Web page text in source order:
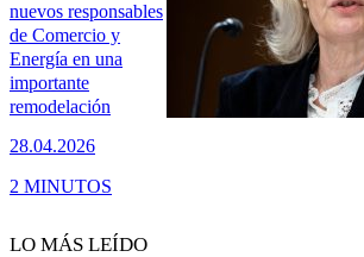
nuevos responsables
de Comercio y
Energía en una
importante
remodelación
28.04.2026
2 MINUTOS
LO MÁS LEÍDO